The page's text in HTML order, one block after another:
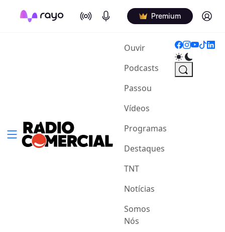
On Air Podcasts Premium Log in
Ouvir(current)
Podcasts
Passou
Vídeos
Programas
Destaques
TNT
Notícias
Somos
Nós